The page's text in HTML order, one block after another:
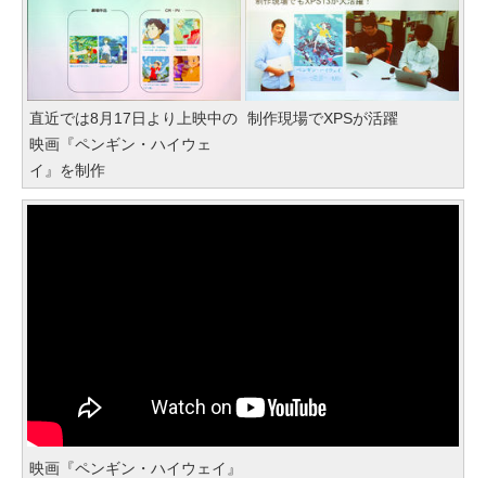
直近では8月17日より上映中の
映画『ペンギン・ハイウェ
イ』を制作
制作現場でXPSが活躍
映画『ペンギン・ハイウェイ』